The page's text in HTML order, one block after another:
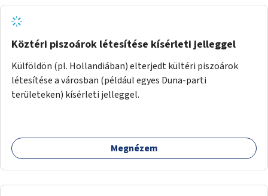
Köztéri piszoárok létesítése kísérleti jelleggel
Külföldön (pl. Hollandiában) elterjedt kültéri piszoárok
létesítése a városban (például egyes Duna-parti
területeken) kísérleti jelleggel.
Megnézem